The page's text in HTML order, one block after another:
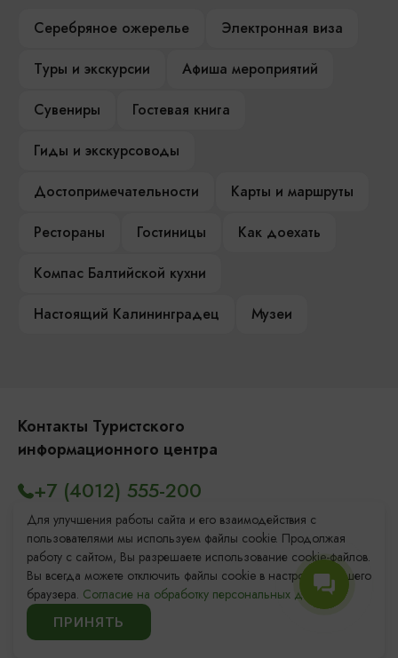
Серебряное ожерелье
Электронная виза
Туры и экскурсии
Афиша мероприятий
Сувениры
Гостевая книга
Гиды и экскурсоводы
Достопримечательности
Карты и маршруты
Рестораны
Гостиницы
Как доехать
Компас Балтийской кухни
Настоящий Калининградец
Музеи
Контакты Туристского
информационного центра
Площадь Победы, 1 Откроется в 09:00
ул. Октябрьская, 2/3 Откроется в 09:00
+7 (4012) 555-200
8 (800) 200-55-39
info@visit-kaliningrad.ru
Для улучшения работы сайта и его взаимодействия с
пользователями мы используем файлы cookie. Продолжая
работу с сайтом, Вы разрешаете использование cookie-файлов.
Вы всегда можете отключить файлы cookie в настройках Вашего
браузера. Согласие на обработку персональных данных.
ПРИНЯТЬ